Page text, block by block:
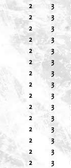
2 3
2 3
2 3
2 3
2 3
2 3
2 3
2 3
2 3
2 3
2 3
2 3
2 3
2 3
2 3